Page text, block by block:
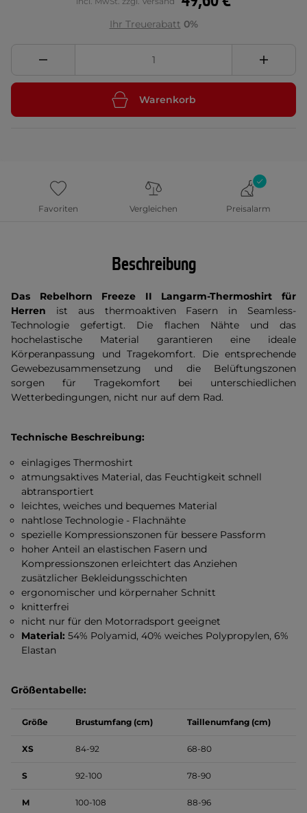
Ihr Treuerabatt 0%
Warenkorb
Favoriten Vergleichen Preisalarm
Beschreibung
Das Rebelhorn Freeze II Langarm-Thermoshirt für
Herren ist aus thermoaktiven Fasern in Seamless-
Technologie gefertigt. Die flachen Nähte und das
hochelastische Material garantieren eine ideale
Körperanpassung und Tragekomfort. Die entsprechende
Gewebezusammensetzung und die Belüftungszonen
sorgen für Tragekomfort bei unterschiedlichen
Wetterbedingungen, nicht nur auf dem Rad.
Technische Beschreibung:
einlagiges Thermoshirt
atmungsaktives Material, das Feuchtigkeit schnell
abtransportiert
leichtes, weiches und bequemes Material
nahtlose Technologie - Flachnähte
spezielle Kompressionszonen für bessere Passform
hoher Anteil an elastischen Fasern und
Kompressionszonen erleichtert das Anziehen
zusätzlicher Bekleidungsschichten
ergonomischer und körpernaher Schnitt
knitterfrei
nicht nur für den Motorradsport geeignet
Material:54% Polyamid, 40% weiches Polypropylen, 6%
Elastan
Größentabelle:
Größe Brustumfang (cm) Taillenumfang (cm)
XS 84-92 68-80
S 92-100 78-90
M 100-108 88-96